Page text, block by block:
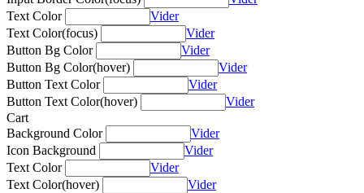
Text Color
Vider
Text Color(focus)
Vider
Button Bg Color
Vider
Button Bg Color(hover)
Vider
Button Text Color
Vider
Button Text Color(hover)
Vider
Cart
Background Color
Vider
Icon Background
Vider
Text Color
Vider
Text Color(hover)
Vider